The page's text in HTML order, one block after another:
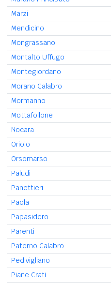
Marzi
Mendicino
Mongrassano
Montalto Uffugo
Montegiordano
Morano Calabro
Mormanno
Mottafollone
Nocara
Oriolo
Orsomarso
Paludi
Panettieri
Paola
Papasidero
Parenti
Paterno Calabro
Pedivigliano
Piane Crati